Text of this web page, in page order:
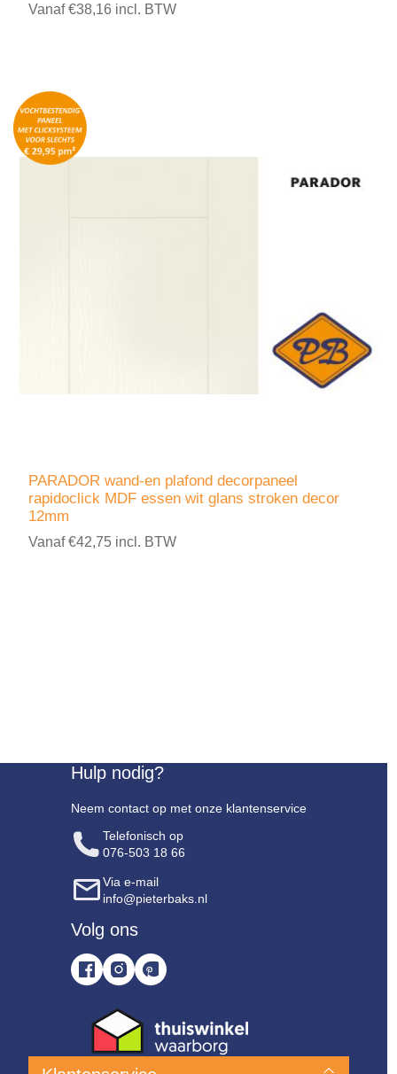
Vanaf €38,16 incl. BTW
PARADOR wand-en plafond decorpaneel
rapidoclick MDF essen wit glans stroken decor
12mm
Vanaf €42,75 incl. BTW
Hulp nodig?
Neem contact op met onze klantenservice
Telefonisch op
076-503 18 66
Via e-mail
info@pieterbaks.nl
Volg ons